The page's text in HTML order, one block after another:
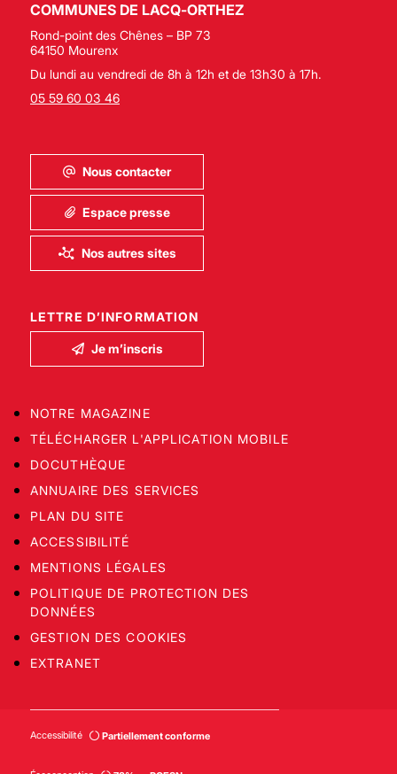
COMMUNES DE LACQ-ORTHEZ
Rond-point des Chênes – BP 73
64150 Mourenx
Du lundi au vendredi de 8h à 12h et de 13h30 à 17h.
05 59 60 03 46
Nous contacter
Espace presse
Nos autres sites
LETTRE D’INFORMATION
Je m’inscris
NOTRE MAGAZINE
TÉLÉCHARGER L'APPLICATION MOBILE
DOCUTHÈQUE
ANNUAIRE DES SERVICES
PLAN DU SITE
ACCESSIBILITÉ
MENTIONS LÉGALES
POLITIQUE DE PROTECTION DES
DONNÉES
GESTION DES COOKIES
EXTRANET
Accessibilité Partiellement conforme